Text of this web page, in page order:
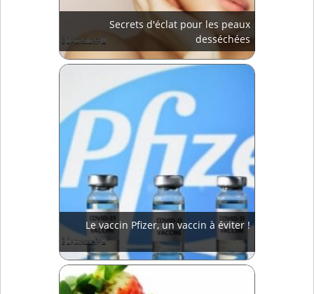
Secrets d'éclat pour les peaux
desséchées
Le vaccin Pfizer, un vaccin à éviter !